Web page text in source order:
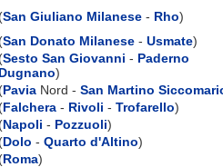
(San Giuliano Milanese - Rho)
(San Donato Milanese - Usmate)
(Sesto San Giovanni - Paderno
Dugnano)
(Pavia Nord - San Martino
(Falchera - Rivoli - Trofarello)
(Napoli - Pozzuoli)
(Dolo - Quarto d'Altino)
(Roma)